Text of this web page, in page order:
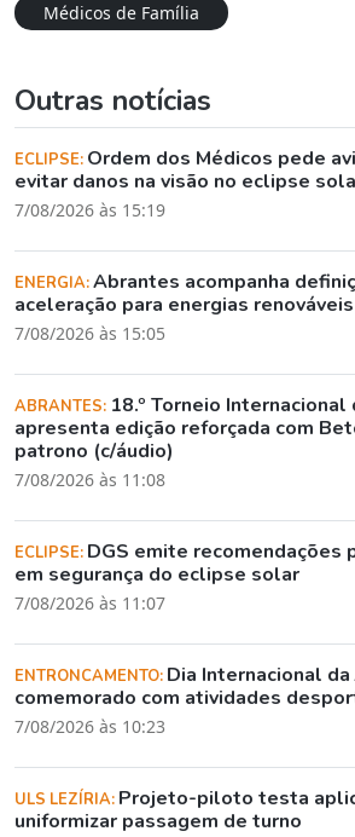
Médicos de Família
Outras notícias
ECLIPSE: Ordem dos Médicos pede
evitar danos na visão no eclipse
7/08/2026 às 15:19
ENERGIA:Abrantes acompanha
aceleração para energias
7/08/2026 às 15:05
ABRANTES: 18.º Torneio Internacional
apresenta edição reforçada com
patrono (c/áudio)
7/08/2026 às 11:08
ECLIPSE: DGS emite recomendações
em segurança do eclipse solar
7/08/2026 às 11:07
ENTRONCAMENTO: Dia Internacional da
comemorado com atividades
7/08/2026 às 10:23
ULS LEZÍRIA: Projeto-piloto testa
uniformizar passagem de turno